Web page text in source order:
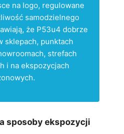
na logo, regulowane
samodzielnego
że P53u4 dobrze
sklepach, punktach
strefach
i na ekspozycjach
sposoby ekspozycji